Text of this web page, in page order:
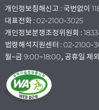
개인정보침해신고 : 국번없이
대표전화 : 02-2100-3025
개인정보분쟁조정위원회 :
법령해석지원센터 : 02-2100-
월~금 9:00~18:00, 공휴일 제외